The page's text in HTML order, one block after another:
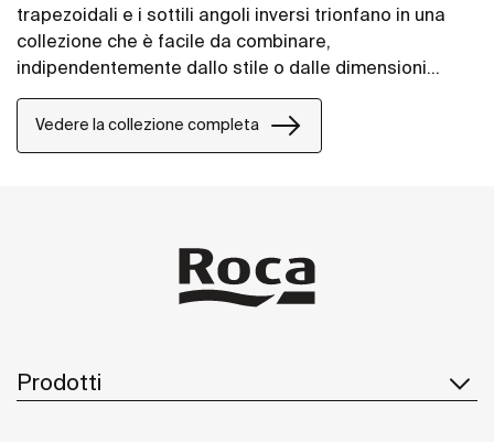
trapezoidali e i sottili angoli inversi trionfano in una
collezione che è facile da combinare,
indipendentemente dallo stile o dalle dimensioni
dello spazio bagno.
Vedere la collezione completa
Prodotti